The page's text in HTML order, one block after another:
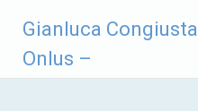
contenuto
Gianluca Congiusta
Onlus –